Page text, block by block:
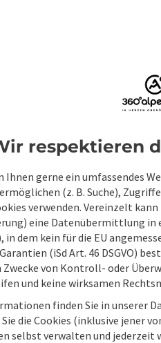
zu
Weltnaturerbe im
Weltnaturerbe?
respektieren
Ihnen gerne ein umfassendes
(z. B. Suche),
verwenden. Vereinzelt
eine Datenübermittlung in
in dem kein für die EU
(iSd Art. 46 DSGVO)
Zwecke von Kontroll- oder
und keine wirksamen
finden Sie in unserer
die Cookies (inklusive jener
selbst verwalten und jederzeit